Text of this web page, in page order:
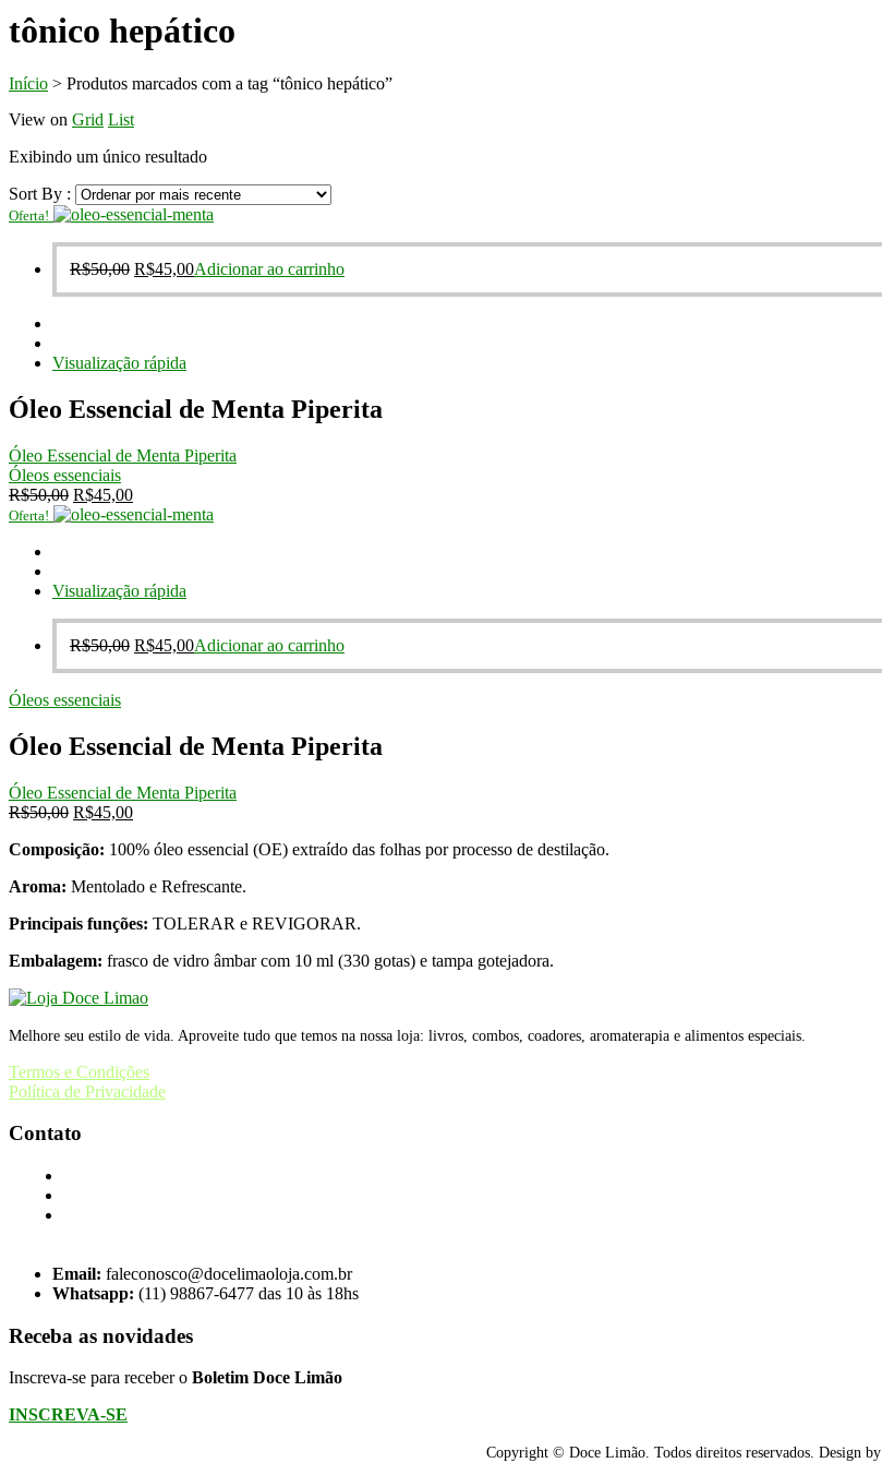
tônico hepático
Início > Produtos marcados com a tag “tônico hepático”
View on Grid List
Exibindo um único resultado
Sort By :
Oferta!
R$50,00 O
R$45,00O
Adicionar ao carrinho
Visualização rápida
Óleo Essencial de Menta Piperita
Óleo Essencial de Menta Piperita
Óleos essenciais
R$50,00 O
preço
R$45,00O
preço
Oferta!
Visualização rápida
R$50,00 O
R$45,00O
Adicionar ao carrinho
Óleos essenciais
Óleo Essencial de Menta Piperita
Óleo Essencial de Menta Piperita
R$50,00 O
original
R$50,00.
R$45,00O
atual
R$45,00.
Composição: 100% óleo essencial (OE) extraído das folhas por processo de destilação.
Aroma: Mentolado e Refrescante.
Principais funções: TOLERAR e REVIGORAR.
Embalagem: frasco de vidro âmbar com 10 ml (330 gotas) e tampa gotejadora.
Melhore seu estilo de vida. Aproveite tudo que temos na nossa loja: livros, combos, coadores, aromaterapia e alimentos especiais.
Termos e Condições
Política de Privacidade
Contato
Email: faleconosco@docelimaoloja.com.br
Whatsapp: (11) 98867-6477 das 10 às 18hs
Receba as novidades
Inscreva-se para receber o Boletim Doce Limão
INSCREVA-SE
Copyright © Doce Limão. Todos direitos reservados. Design by